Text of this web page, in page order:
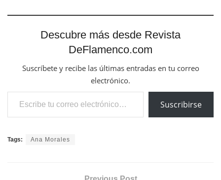
Descubre más desde Revista
DeFlamenco.com
Suscríbete y recibe las últimas entradas en tu correo
electrónico.
Escribe tu correo electrónico…
Suscribirse
Tags: Ana Morales